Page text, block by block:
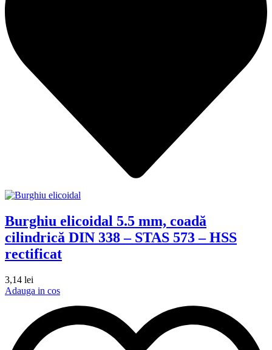
Burghiu elicoidal 5.5 mm, coadă
cilindrică DIN 338 – STAS 573 – HSS
rectificat
3,14 lei
Adauga in cos